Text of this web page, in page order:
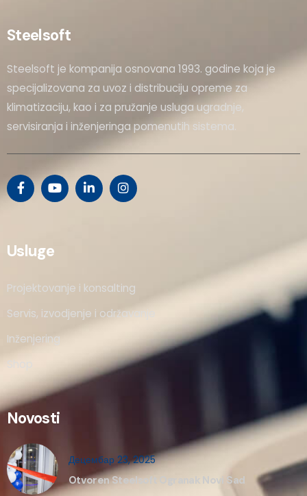
Steelsoft
Steelsoft je kompanija osnovana 1993. godine koja je
specijalizovana za uvoz i distribuciju opreme za
klimatizaciju, kao i za pružanje usluga ugradnje,
servisiranja i inženjeringa pomenutih sistema.
Usluge
Projektovanje i konsalting
Servis, izvodjenje i održavanje
Inženjering
Shop
Novosti
Децембар 23, 2025
Otvoren Steelsoft Ogranak Novi Sad